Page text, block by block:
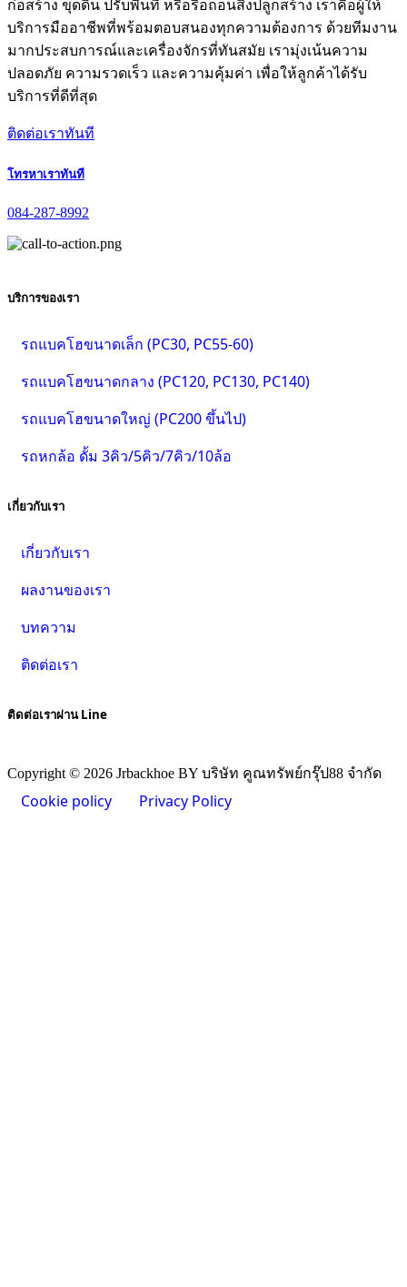
ก่อสร้าง ขุดดิน ปรับพื้นที่ หรือรื้อถอนสิ่งปลูกสร้าง เราคือผู้ให้
บริการมืออาชีพที่พร้อมตอบสนองทุกความต้องการ ด้วยทีมงาน
มากประสบการณ์และเครื่องจักรที่ทันสมัย เรามุ่งเน้นความ
ปลอดภัย ความรวดเร็ว และความคุ้มค่า เพื่อให้ลูกค้าได้รับ
บริการที่ดีที่สุด
ติดต่อเราทันที
โทรหาเราทันที
084-287-8992
บริการของเรา
รถแบคโฮขนาดเล็ก (PC30, PC55-60)
รถแบคโฮขนาดกลาง (PC120, PC130, PC140)
รถแบคโฮขนาดใหญ่ (PC200 ขึ้นไป)
รถหกล้อ ดั้ม 3คิว/5คิว/7คิว/10ล้อ
เกี่ยวกับเรา
เกี่ยวกับเรา
ผลงานของเรา
บทความ
ติดต่อเรา
ติดต่อเราผ่าน Line
Copyright © 2026 Jrbackhoe BY บริษัท คูณทรัพย์กรุ๊ป88 จำกัด
Cookie policy Privacy Policy